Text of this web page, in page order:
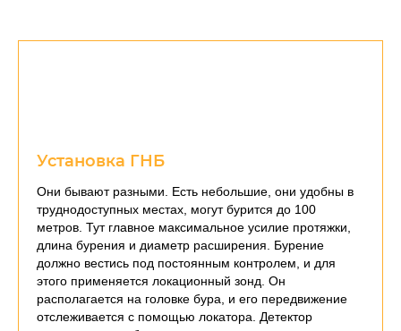
Установка ГНБ
Они бывают разными. Есть небольшие, они удобны в
труднодоступных местах, могут бурится до 100
метров. Тут главное максимальное усилие протяжки,
длина бурения и диаметр расширения. Бурение
должно вестись под постоянным контролем, и для
этого применяется локационный зонд. Он
располагается на головке бура, и его передвижение
отслеживается с помощью локатора. Детектор